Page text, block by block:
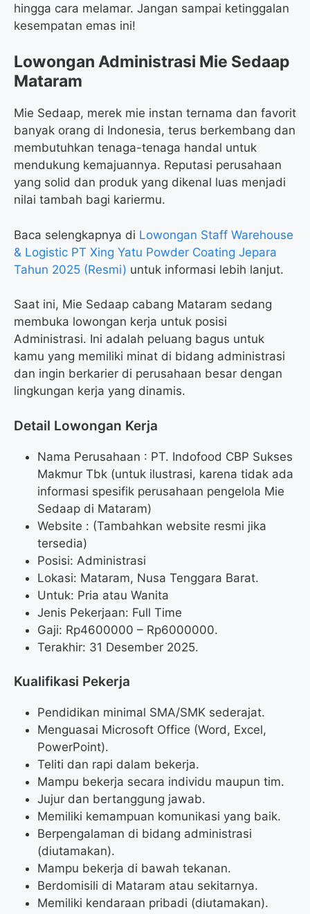
hingga cara melamar. Jangan sampai ketinggalan
kesempatan emas ini!
Lowongan Administrasi Mie Sedaap
Mataram
Mie Sedaap, merek mie instan ternama dan favorit
banyak orang di Indonesia, terus berkembang dan
membutuhkan tenaga-tenaga handal untuk
mendukung kemajuannya. Reputasi perusahaan
yang solid dan produk yang dikenal luas menjadi
nilai tambah bagi kariermu.
Baca selengkapnya di Lowongan Staff Warehouse
& Logistic PT Xing Yatu Powder Coating Jepara
Tahun 2025 (Resmi) untuk informasi lebih lanjut.
Saat ini, Mie Sedaap cabang Mataram sedang
membuka lowongan kerja untuk posisi
Administrasi. Ini adalah peluang bagus untuk
kamu yang memiliki minat di bidang administrasi
dan ingin berkarier di perusahaan besar dengan
lingkungan kerja yang dinamis.
Detail Lowongan Kerja
Nama Perusahaan : PT. Indofood CBP Sukses
Makmur Tbk (untuk ilustrasi, karena tidak ada
informasi spesifik perusahaan pengelola Mie
Sedaap di Mataram)
Website : (Tambahkan website resmi jika
tersedia)
Posisi: Administrasi
Lokasi: Mataram, Nusa Tenggara Barat.
Untuk: Pria atau Wanita
Jenis Pekerjaan: Full Time
Gaji: Rp4600000 – Rp6000000.
Terakhir: 31 Desember 2025.
Kualifikasi Pekerja
Pendidikan minimal SMA/SMK sederajat.
Menguasai Microsoft Office (Word, Excel,
PowerPoint).
Teliti dan rapi dalam bekerja.
Mampu bekerja secara individu maupun tim.
Jujur dan bertanggung jawab.
Memiliki kemampuan komunikasi yang baik.
Berpengalaman di bidang administrasi
(diutamakan).
Mampu bekerja di bawah tekanan.
Berdomisili di Mataram atau sekitarnya.
Memiliki kendaraan pribadi (diutamakan).